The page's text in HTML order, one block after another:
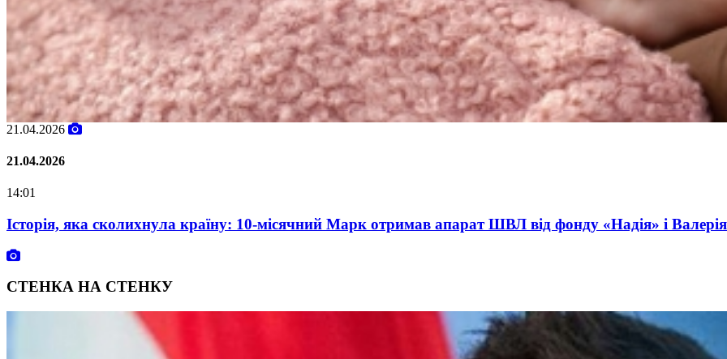
02.02.2026
02.02.2026
07:00
Oleksii Abasov: How Ukrainian Businesses Can Attract International Investments and Hedge Risks During
СТЕНКА НА СТЕНКУ